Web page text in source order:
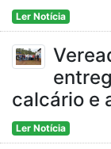
Ler Notícia
calcário e
Ler Notícia